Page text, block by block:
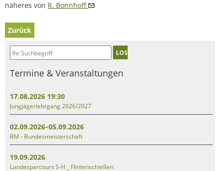
näheres von R. Bonnhoff
Zurück
LOS
Termine & Veranstaltungen
17.08.2026 19:30
Jungjägerlehrgang 2026/2027
02.09.2026–05.09.2026
BM - Bundesmeisterschaft
19.09.2026
Landesparcours S-H _ Flintenschießen